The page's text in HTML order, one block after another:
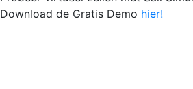
Download de Gratis Demo hier!